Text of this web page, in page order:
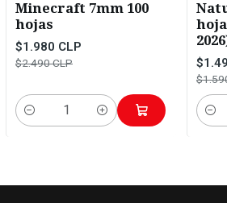
Minecraft 7mm 100
hojas
$1.980 CLP
$2.490 CLP
Cantidad